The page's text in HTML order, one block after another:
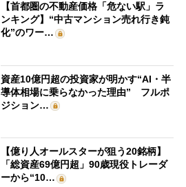
【首都圏の不動産価格「危ない駅」ラ
ンキング】“中古マンション売れ行き鈍
化”のワー…
資産10億円超の投資家が明かす“AI・半
導体相場に乗らなかった理由” フルポ
ジション…
【億り人オールスターが狙う20銘柄】
「総資産69億円超」90歳現役トレーダ
ーから“10…